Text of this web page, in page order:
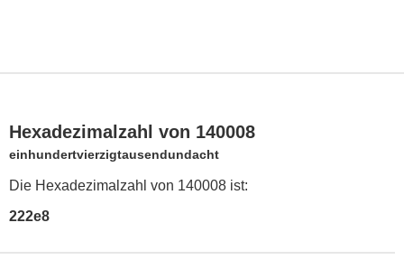
Hexadezimalzahl von 140008
einhundertvierzigtausendundacht
Die Hexadezimalzahl von 140008 ist:
222e8